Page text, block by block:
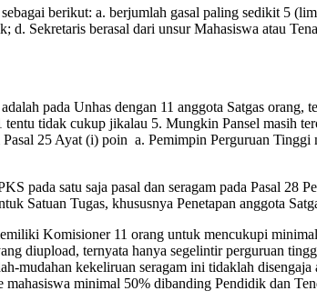
berikut: a. berjumlah gasal paling sedikit 5
Sekretaris berasal dari unsur Mahasiswa atau
pada Unhas dengan 11 anggota Satgas
tidak cukup jikalau 5. Mungkin Pansel masih
25 Ayat (i) poin a. Pemimpin Perguruan
pada satu saja pasal dan seragam pada Pasal 28
Satuan Tugas, khususnya Penetapan anggota
Komisioner 11 orang untuk mencukupi
diupload, ternyata hanya segelintir perguruan
kekeliruan seragam ini tidaklah disengaja
minimal 50% dibanding Pendidik dan